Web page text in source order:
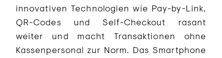
innovativen Technologien wie Pay-by-Link,
QR-Codes und Self-Checkout rasant
weiter und macht Transaktionen ohne
Kassenpersonal zur Norm. Das Smartphone